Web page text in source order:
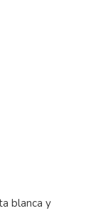
blanca y